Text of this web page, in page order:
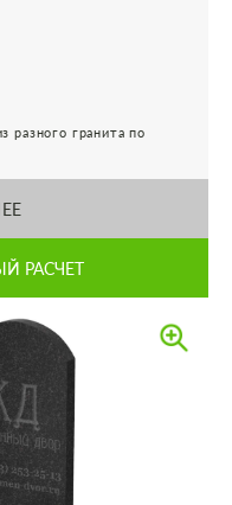
разного гранита по
РАСЧЕТ